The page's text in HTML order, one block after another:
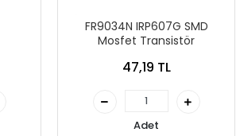
FR9034N IRP607G SMD
Mosfet Transistör
47,19 TL
Adet